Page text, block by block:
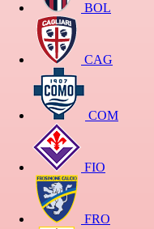
BOL
CAG
COM
FIO
FRO